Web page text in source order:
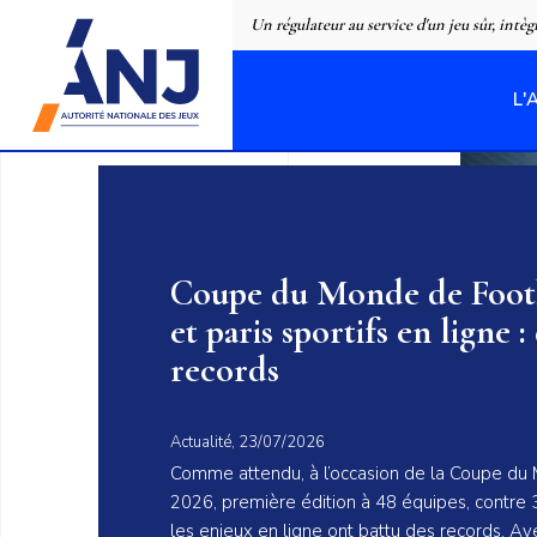
accueil
Un régulateur au service d'un jeu sûr,
L'ANJ Un régulateur au service
Coupe du Monde de
et paris sportifs en ligne :
records
Actualité, 23/07/2026
Comme attendu, à l’occasion de la Coupe
2026, première édition à 48 équipes, contre
les enjeux en ligne ont battu des records.
Panneau de gestion des cookies